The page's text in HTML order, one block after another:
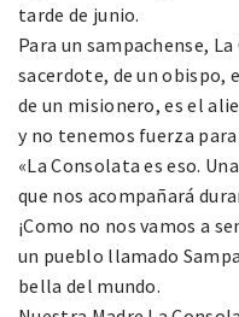
tarde de junio.
Para un sampachense,
sacerdote, de un obispo,
de un misionero, es el
y no tenemos fuerza
«La Consolata es eso.
que nos acompañará
¡Como no nos vamos a
un pueblo llamado
bella del mundo.